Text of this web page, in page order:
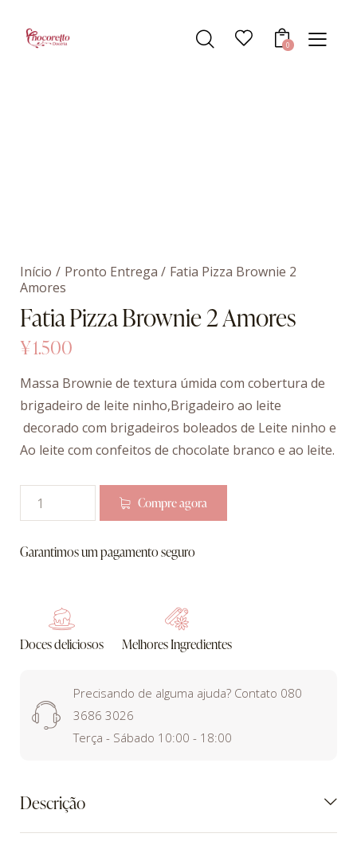
0
Início Pronto Entrega
Fatia Pizza Brownie 2
Amores
Fatia Pizza Brownie 2 Amores
¥1.500
Massa Brownie de textura úmida com cobertura de
brigadeiro de leite ninho,Brigadeiro ao leite
decorado com brigadeiros boleados de Leite ninho e
Ao leite com confeitos de chocolate branco e ao leite.
Compre agora
Garantimos um pagamento seguro
Doces deliciosos Melhores Ingredientes
Precisando de alguma ajuda? Contato 080
3686 3026
Terça - Sábado 10:00 - 18:00
Descrição